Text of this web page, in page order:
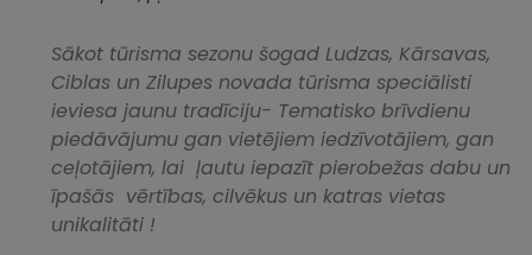
Sākot tūrisma sezonu šogad Ludzas, Kārsavas,
Ciblas un Zilupes novada tūrisma speciālisti
ieviesa jaunu tradīciju- Tematisko brīvdienu
piedāvājumu gan vietējiem iedzīvotājiem, gan
ceļotājiem, lai ļautu iepazīt pierobežas dabu un
īpašās vērtības, cilvēkus un katras vietas
unikalitāti !